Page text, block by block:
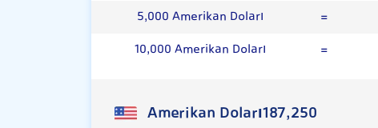
5,000 Amerikan Doları
=
10,000 Amerikan Doları
=
Amerikan Doları187,250